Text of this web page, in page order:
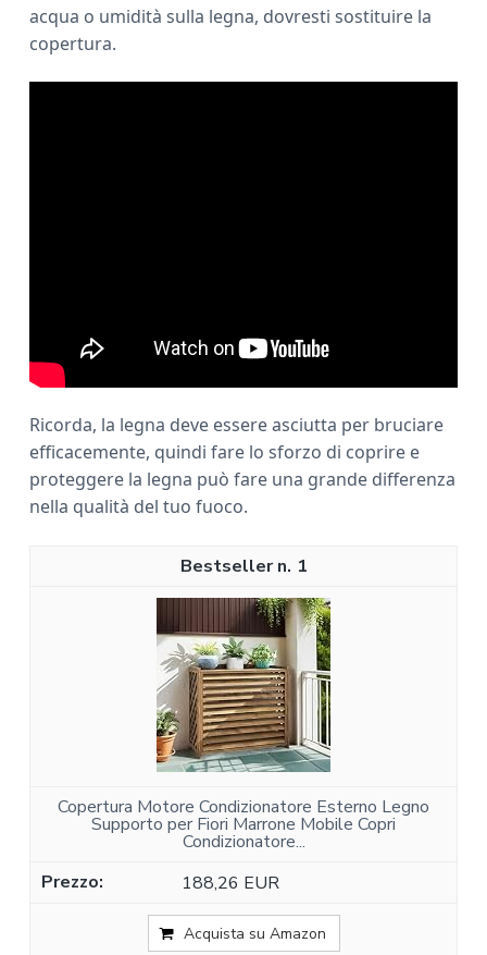
acqua o umidità sulla legna, dovresti sostituire la
copertura.
Ricorda, la legna deve essere asciutta per bruciare
efficacemente, quindi fare lo sforzo di coprire e
proteggere la legna può fare una grande differenza
nella qualità del tuo fuoco.
1
Copertura Motore Condizionatore Esterno Legno
Supporto per Fiori Marrone Mobile Copri
Condizionatore...
188,26 EUR
Acquista su Amazon